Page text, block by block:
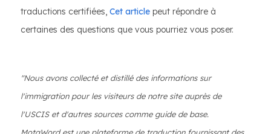
traductions certifiées, Cet article peut répondre à
certaines des questions que vous pourriez vous poser.
"Nous avons collecté et distillé des informations sur
l'immigration pour les visiteurs de notre site auprès de
l'USCIS et d'autres sources comme guide de base.